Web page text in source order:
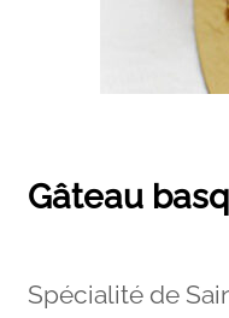
Gâteau
Spécialité de